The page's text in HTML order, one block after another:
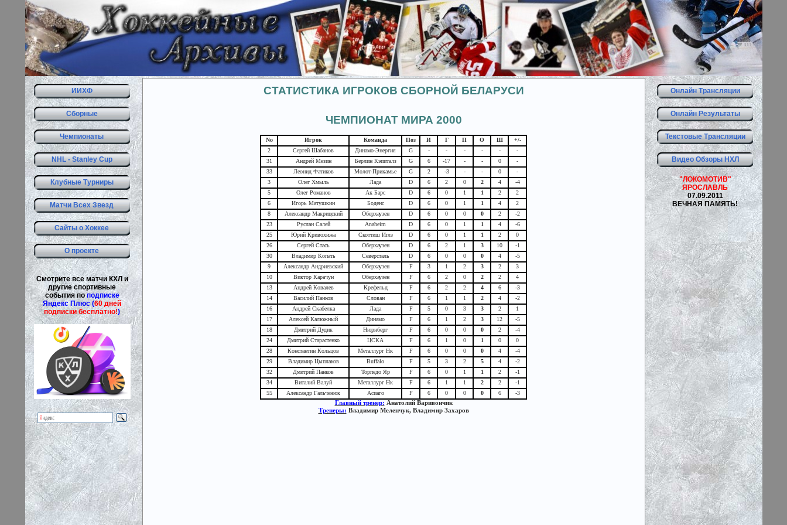
ИИХФ
Сборные
Чемпионаты
NHL - Stanley Cup
Клубные Турниры
Матчи Всех Звезд
Сайты о Хоккее
О проекте
Смотрите все матчи КХЛ и
другие спортивные
события поподписке
Яндекс Плюс (60 дней
подписки бесплатно!)
Онлайн Трансляции
Онлайн Результаты
Текстовые Трансляции
Видео Обзоры НХЛ
"ЛОКОМОТИВ"
ЯРОСЛАВЛЬ
07.09.2011
ВЕЧНАЯ ПАМЯТЬ!
СТАТИСТИКА ИГРОКОВ СБОРНОЙ БЕЛАРУСИ
ЧЕМПИОНАТ МИРА 2000
No Игрок Команда Поз И Г П О Ш
+/-
2
Сергей Шабанов Динамо-Энергия G - - - - -
-
31
Андрей Мезин Берлин Кэпиталз G 6 -17 - - 0
-
33
Леонид Фатиков Молот-Прикамье G 2 -3 - - 0
-
3
Олег Хмыль Лада D 6 2 0 2 4
-4
5
Олег Романов Ак Барс D 6 0 1 1 2
2
6
Игорь Матушкин Боденс D 6 0 1 1 4
2
8
Александр Макрицский Оберхаузен D 6 0 0 0 2
-2
23
Руслан Салей Anaheim D 6 0 1 1 4
-6
25
Юрий Кривохижа Скоттиш Иглз D 6 0 1 1 2
0
26
Сергей Стась Оберхаузен D 6 2 1 3 10
-1
30
Владимир Копать Северсталь D 6 0 0 0 4
-5
9
Александр Андриевский Оберхаузен F 3 1 2 3 2
3
10
Виктор Карачун Оберхаузен F 6 2 0 2 2
4
13
Андрей Ковалев Крефельд F 6 2 2 4 6
-3
14
Василий Панков Слован F 6 1 1 2 4
-2
16
Андрей Скабелка Лада F 5 0 3 3 2
1
17
Алексей Калюжный Динамо F 6 1 2 3 12
-5
18
Дмитрий Дудик Нюрнберг F 6 0 0 0 2
-4
24
Дмитрий Старастенко ЦСКА F 6 1 0 1 0
0
28
Константин Кольцов Металлург Нк F 6 0 0 0 4
-4
29
Владимир Цыплаков Buffalo F 5 3 2 5 4
-2
32
Дмитрий Панков Торпедо Яр F 6 0 1 1 2
-1
34
Виталий Валуй Металлург Нк F 6 1 1 2 2
-1
55
Александр Гальченюк Асиаго F 6 0 0 0 6
-3
Главный тренер: Анатолий Варивончик
Тренеры: Владимир Меленчук, Владимир Захаров